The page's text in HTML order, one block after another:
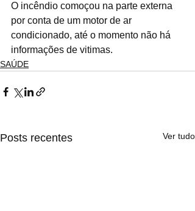
O incêndio comoçou na parte externa
por conta de um motor de ar
condicionado, até o momento não há
informações de vitimas.
SAÚDE
Posts recentes Ver tudo